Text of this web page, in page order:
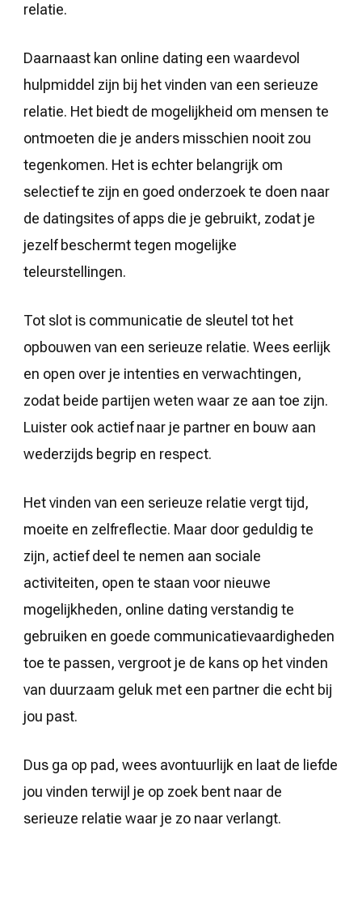
relatie.
Daarnaast kan online dating een waardevol
hulpmiddel zijn bij het vinden van een serieuze
relatie. Het biedt de mogelijkheid om mensen te
ontmoeten die je anders misschien nooit zou
tegenkomen. Het is echter belangrijk om
selectief te zijn en goed onderzoek te doen naar
de datingsites of apps die je gebruikt, zodat je
jezelf beschermt tegen mogelijke
teleurstellingen.
Tot slot is communicatie de sleutel tot het
opbouwen van een serieuze relatie. Wees eerlijk
en open over je intenties en verwachtingen,
zodat beide partijen weten waar ze aan toe zijn.
Luister ook actief naar je partner en bouw aan
wederzijds begrip en respect.
Het vinden van een serieuze relatie vergt tijd,
moeite en zelfreflectie. Maar door geduldig te
zijn, actief deel te nemen aan sociale
activiteiten, open te staan voor nieuwe
mogelijkheden, online dating verstandig te
gebruiken en goede communicatievaardigheden
toe te passen, vergroot je de kans op het vinden
van duurzaam geluk met een partner die echt bij
jou past.
Dus ga op pad, wees avontuurlijk en laat de liefde
jou vinden terwijl je op zoek bent naar de
serieuze relatie waar je zo naar verlangt.